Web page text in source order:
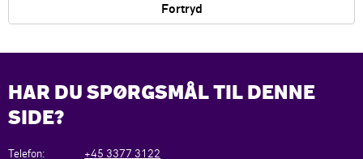
Fortryd
HAR DU SPØRGSMÅL TIL DENNE
SIDE?
Telefon: +45 3377 3122